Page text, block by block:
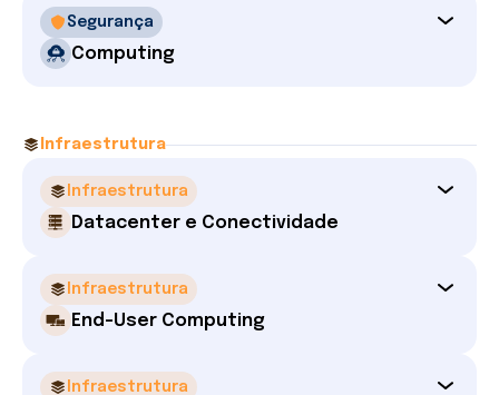
Segurança
Computing
Infraestrutura
Infraestrutura
Datacenter e Conectividade
Infraestrutura
End-User Computing
Infraestrutura